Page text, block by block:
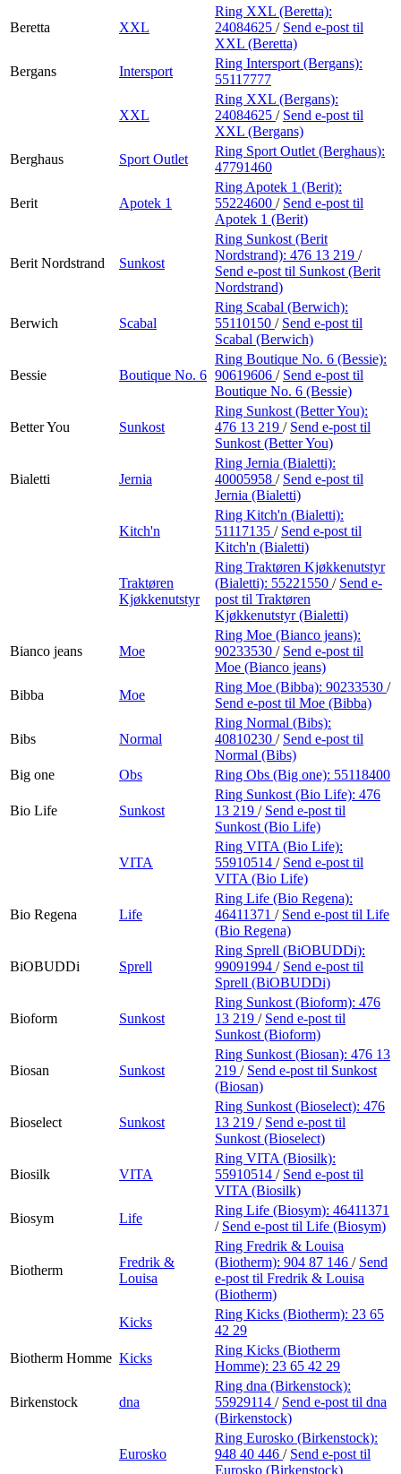
Beretta XXL
Ring XXL (Beretta):
24084625 / Send e-post til
XXL (Beretta)
Bergans
Intersport
Ring Intersport (Bergans):
55117777
XXL
Ring XXL (Bergans):
24084625 / Send e-post til
XXL (Bergans)
Berghaus
Sport Outlet
Ring Sport Outlet (Berghaus):
47791460
Berit Apotek 1
Ring Apotek 1 (Berit):
55224600 / Send e-post til
Apotek 1 (Berit)
Berit Nordstrand Sunkost
Ring Sunkost (Berit
Nordstrand): 476 13 219 /
Send e-post til Sunkost (Berit
Nordstrand)
Berwich Scabal
Ring Scabal (Berwich):
55110150 / Send e-post til
Scabal (Berwich)
Bessie Boutique No. 6
Ring Boutique No. 6 (Bessie):
90619606 / Send e-post til
Boutique No. 6 (Bessie)
Better You Sunkost
Ring Sunkost (Better You):
476 13 219 / Send e-post til
Sunkost (Better You)
Bialetti Jernia
Ring Jernia (Bialetti):
40005958 / Send e-post til
Jernia (Bialetti)
Kitch'n
Ring Kitch'n (Bialetti):
51117135 / Send e-post til
Kitch'n (Bialetti)
Traktøren
Kjøkkenutstyr
Ring Traktøren Kjøkkenutstyr
(Bialetti): 55221550 / Send e-
post til Traktøren
Kjøkkenutstyr (Bialetti)
Bianco jeans Moe
Ring Moe (Bianco jeans):
90233530 / Send e-post til
Moe (Bianco jeans)
Bibba
Moe
Ring Moe (Bibba): 90233530 /
Send e-post til Moe (Bibba)
Bibs Normal
Ring Normal (Bibs):
40810230 / Send e-post til
Normal (Bibs)
Big one
Obs Ring Obs (Big one): 55118400
Bio Life Sunkost
Ring Sunkost (Bio Life): 476
13 219 / Send e-post til
Sunkost (Bio Life)
VITA
Ring VITA (Bio Life):
55910514 / Send e-post til
VITA (Bio Life)
Bio Regena Life
Ring Life (Bio Regena):
46411371 / Send e-post til Life
(Bio Regena)
BiOBUDDi Sprell
Ring Sprell (BiOBUDDi):
99091994 / Send e-post til
Sprell (BiOBUDDi)
Bioform Sunkost
Ring Sunkost (Bioform): 476
13 219 / Send e-post til
Sunkost (Bioform)
Biosan Sunkost
Ring Sunkost (Biosan): 476 13
219 / Send e-post til Sunkost
(Biosan)
Bioselect Sunkost
Ring Sunkost (Bioselect): 476
13 219 / Send e-post til
Sunkost (Bioselect)
Biosilk VITA
Ring VITA (Biosilk):
55910514 / Send e-post til
VITA (Biosilk)
Biosym
Life
Ring Life (Biosym): 46411371
/ Send e-post til Life (Biosym)
Biotherm
Fredrik &
Louisa
Ring Fredrik & Louisa
(Biotherm): 904 87 146 / Send
e-post til Fredrik & Louisa
(Biotherm)
Kicks
Ring Kicks (Biotherm): 23 65
42 29
Biotherm Homme Kicks
Ring Kicks (Biotherm
Homme): 23 65 42 29
Birkenstock dna
Ring dna (Birkenstock):
55929114 / Send e-post til dna
(Birkenstock)
Eurosko
Ring Eurosko (Birkenstock):
948 40 446 / Send e-post til
Eurosko (Birkenstock)